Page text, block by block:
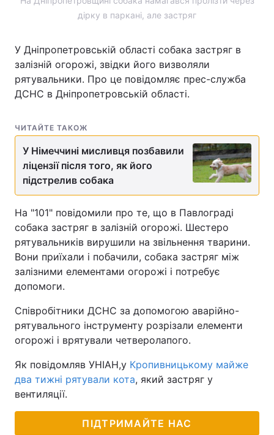
дірку в паркані, але застряг
У Дніпропетровській області собака застряг в
залізній огорожі, звідки його визволяли
рятувальники. Про це повідомляє прес-служба
ДСНС в Дніпропетровській області.
ЧИТАЙТЕ ТАКОЖ
У Німеччині мисливця позбавили
ліцензії після того, як його
підстрелив собака
На "101" повідомили про те, що в Павлограді
собака застряг в залізній огорожі. Шестеро
рятувальників вирушили на звільнення тварини.
Вони приїхали і побачили, собака застряг між
залізними елементами огорожі і потребує
допомоги.
Співробітники ДСНС за допомогою аварійно-
рятувального інструменту розрізали елементи
огорожі і врятували четверолапого.
Як повідомляв УНІАН,у Кропивницькому майже
два тижні рятували кота, який застряг у
вентиляції.
ПІДТРИМАЙТЕ НАС